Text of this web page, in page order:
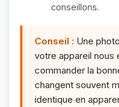
conseillons.
Conseil : Une
votre appareil nous
commander la
changent souvent
identique en